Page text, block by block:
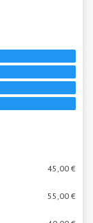
45,00 €
55,00 €